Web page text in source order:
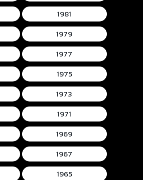
1981
1979
1977
1975
1973
1971
1969
1967
1965